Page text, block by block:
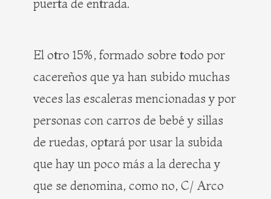
puerta de entrada.
El otro 15%, formado sobre todo por
cacereños que ya han subido muchas
veces las escaleras mencionadas y por
personas con carros de bebé y sillas
de ruedas, optará por usar la subida
que hay un poco más a la derecha y
que se denomina, como no, C/ Arco